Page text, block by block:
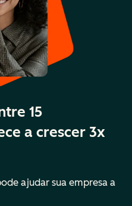
15
a crescer 3x
ajudar sua empresa a